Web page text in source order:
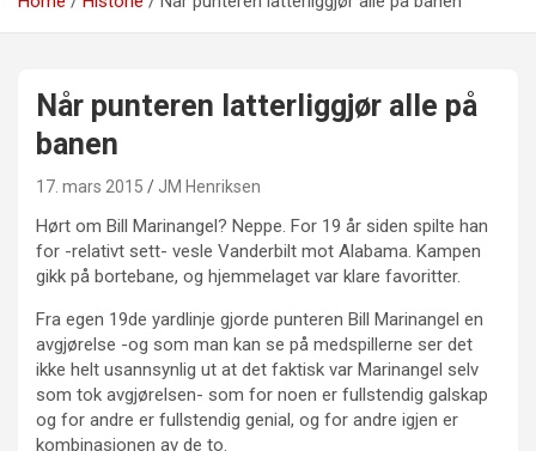
Når punteren latterliggjør alle på
banen
17. mars 2015 JM Henriksen
Hørt om Bill Marinangel? Neppe. For 19 år siden spilte han
for -relativt sett- vesle Vanderbilt mot Alabama. Kampen
gikk på bortebane, og hjemmelaget var klare favoritter.
Fra egen 19de yardlinje gjorde punteren Bill Marinangel en
avgjørelse -og som man kan se på medspillerne ser det
ikke helt usannsynlig ut at det faktisk var Marinangel selv
som tok avgjørelsen- som for noen er fullstendig galskap
og for andre er fullstendig genial, og for andre igjen er
kombinasjonen av de to.